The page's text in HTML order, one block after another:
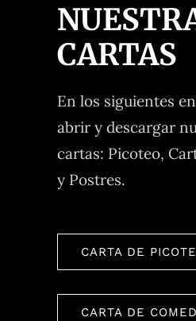
CARTAS
En los siguientes
abrir y descargar
cartas: Picoteo,
y Postres.
CARTA DE
CARTA DE